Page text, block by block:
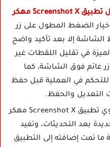
تحميل تطبيق Screenshot X مهكر
خيار الضغط المطول على زر
الشاشة إلا بعد تأكيد واضح
في تقليل اللقطات غير
عائم فوق الشاشة، كما
في العملية قبل حفظ
التعديل والحفظ.
يمكن أن يحتوي تطبيق Screenshot X مهكر
بعد التحديثات، وتفيد
ما تمت إضافته إلى التطبيق